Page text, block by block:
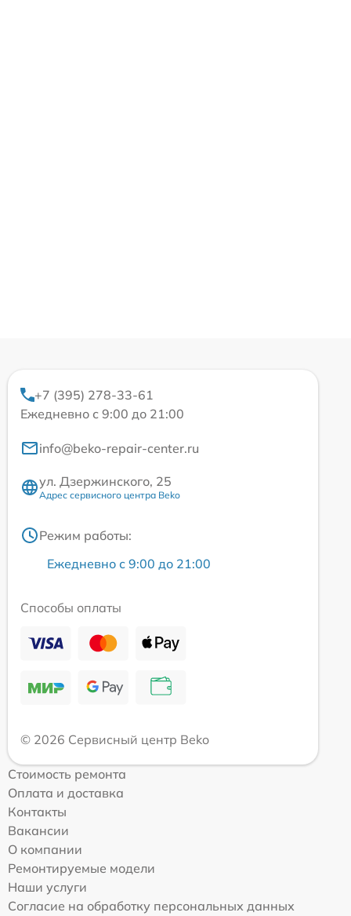
+7 (395) 278-33-61
Ежедневно с 9:00 до 21:00
info@beko-repair-center.ru
ул. Дзержинского, 25
Адрес сервисного центра Beko
Режим работы:
Ежедневно с 9:00 до 21:00
Способы оплаты
© 2026 Сервисный центр Beko
Стоимость ремонта
Оплата и доставка
Контакты
Вакансии
О компании
Ремонтируемые модели
Наши услуги
Согласие на обработку персональных данных